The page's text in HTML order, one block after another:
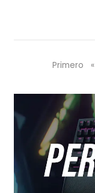
Primero «